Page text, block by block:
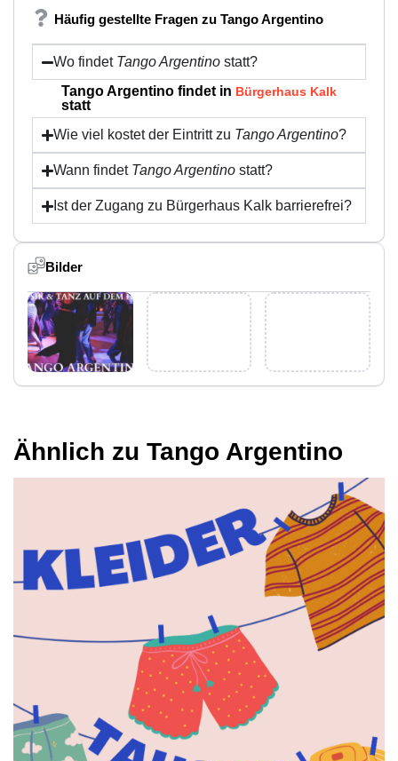
Häufig gestellte Fragen zu Tango Argentino
Wo findet Tango Argentino statt?
Tango Argentino findet in Bürgerhaus Kalk
statt
Wie viel kostet der Eintritt zu Tango Argentino?
Wann findet Tango Argentino statt?
Ist der Zugang zu Bürgerhaus Kalk barrierefrei?
Bilder
Ähnlich zu Tango Argentino